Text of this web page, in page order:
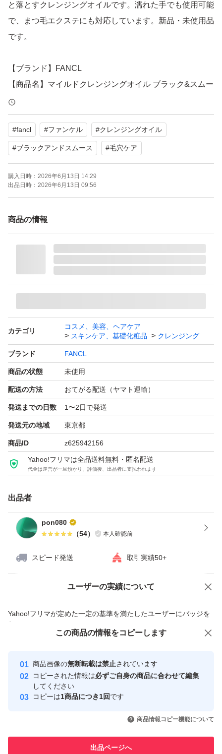
と落とすクレンジングオイルです。濡れた手でも使用可能
で、まつ毛エクステにも対応しています。新品・未使用品
です。
【ブランド】FANCL
【商品名】マイルドクレンジングオイル ブラック&スムー
ス
【容量】120ml×4本
【商品の状態】未使用
【カラー】ブラック系
よろしくお願いいたします。
ブランド：FANCL
#fancl #ファンケル #クレンジングオイル
#ブラックアンドスムース #毛穴ケア
購入日時： 2026年6月13日 14:29
出品日時： 2026年6月13日 09:56
商品の情報
カテゴリ
コスメ、美容、ヘアケア
スキンケア、基礎化粧品
クレンジング
ブランド FANCL
商品の状態 未使用
配送の方法 おてがる配送（ヤマト運輸）
発送までの日数 1〜2日で発送
発送元の地域 東京都
商品ID z625942156
Yahoo!フリマは全品送料無料・匿名配送
代金は運営が一旦預かり、評価後、出品者に支払われます
出品者
pon080
（54） 本人確認前
スピード発送 取引実績50+
ユーザーの実績について
Yahoo!フリマが定めた一定の基準を満たしたユーザーにバッジを
付与しています
安心取引出品者
心・安全なユーザーです
取引実績
引を完了させた実績があります
での取引実績があります
価格の相談 商品への質問
この商品の情報をコピーします
商品画像の無断転載は禁止されています
コピーされた情報は必ずご自身の商品に合わせて編集
してください
コピーは1商品につき1回です
商品情報コピー機能について
出品ページへ
この商品をみている人にオススメ